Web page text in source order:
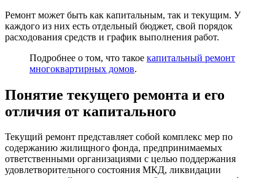
Ремонт может быть как капитальным, так и текущим. У
каждого из них есть отдельный бюджет, свой порядок
расходования средств и график выполнения работ.
Подробнее о том, что такое капитальный ремонт
многоквартирных домов.
Понятие текущего ремонта и его
отличия от капитального
Текущий ремонт представляет собой комплекс мер по
содержанию жилищного фонда, предпринимаемых
ответственными организациями с целью поддержания
удовлетворительного состояния МКД, ликвидации